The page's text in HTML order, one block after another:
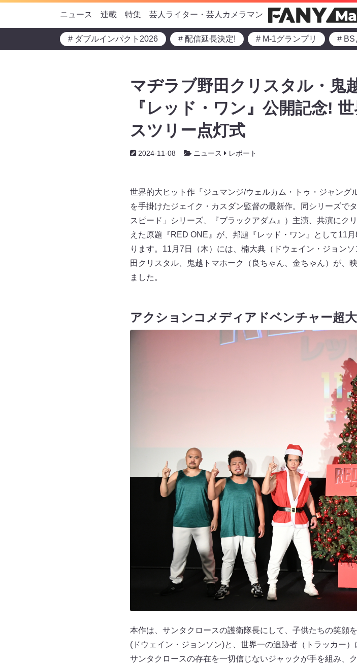
ニュース 連載 特集 芸人ライター・芸人カメラマン
# ダブルインパクト2026 # 配信延長決定! # M-1グランプリ # BS
マヂラブ野田クリスタル・鬼
『レッド・ワン』公開記念!
スツリー点灯式
2024-11-08 ニュース レポート
世界的大ヒット作『ジュマンジ/ウェルカム・トゥ・ジャング
を手掛けたジェイク・カスダン監督の最新作。同シリーズで
スピード」シリーズ、『ブラックアダム』）主演、共演にク
えた原題『RED ONE』が、邦題『レッド・ワン』として11
ります。11月7日（木）には、楠大典（ドウェイン・ジョン
田クリスタル、鬼越トマホーク（良ちゃん、金ちゃん）が、
ました。
アクションコメディアドベンチャー超大
本作は、サンタクロースの護衛隊長にして、子供たちの笑顔
(ドウェイン・ジョンソン)と、世界一の追跡者（トラッカー
サンタクロースの存在を一切信じないジャックが手を組み、